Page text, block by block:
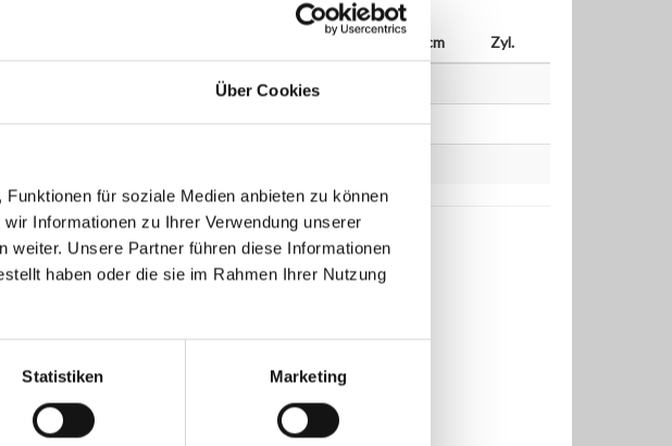
Über Cookies
für soziale Medien anbieten zu können
Informationen zu Ihrer Verwendung unserer
weiter. Unsere Partner führen diese Informationen
haben oder die sie im Rahmen Ihrer Nutzung
Statistiken Marketing
ccm Zyl.
oder E-Mail).
.